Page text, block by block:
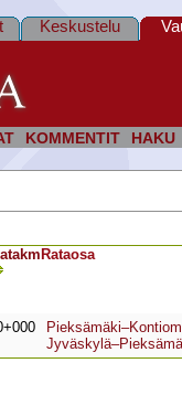
KOMMENTIT HAKU
Keskustelu
Rata­osa